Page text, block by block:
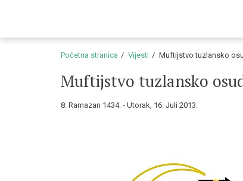
Početna stranica Vijesti Muftijstvo tuzlansko
Muftijstvo tuzlansko
8. Ramazan 1434. - Utorak, 16. Juli 2013.